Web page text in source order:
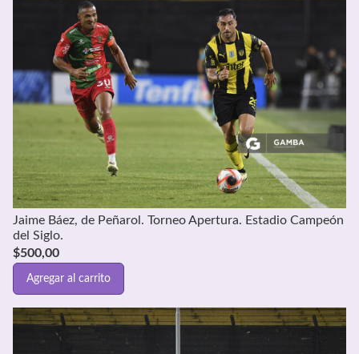
Jaime Báez, de Peñarol. Torneo Apertura. Estadio Campeón
del Siglo.
$500,00
Agregar al carrito